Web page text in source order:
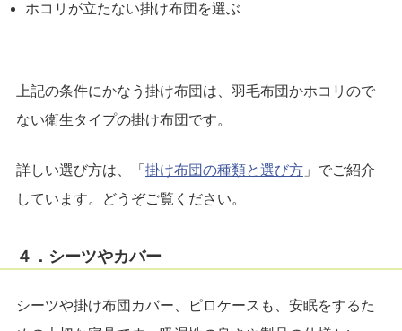
ホコリが立たない掛け布団を選ぶ
上記の条件にかなう掛け布団は、羽毛布団かホコリので
ない衛生タイプの掛け布団です。
詳しい選び方は、「 掛け布団の種類と選び方 」でご紹介
しています。どうぞご覧ください。
４．シーツやカバー
シーツや掛け布団カバー、ピロケースも、安眠をするた